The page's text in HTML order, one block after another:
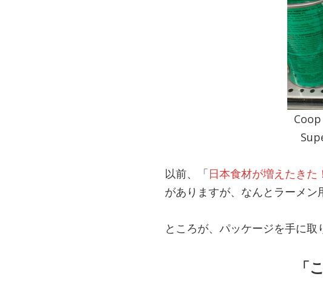
以前、「日本食材が増えたきた
がありますが、なんとラーメン
ところが、パッケージを手に取
「